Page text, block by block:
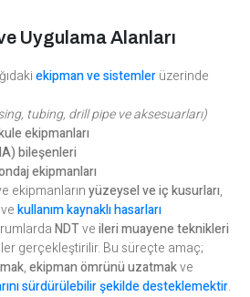
Uygulama Alanları
ekipman ve sistemlerüzerinde
tubing, drill pipe ve aksesuarları)
ekipmanları
bileşenleri
ekipmanları
ekipmanlarınyüzeysel ve iç kusurları,
vekullanım kaynaklı hasarları
NDTveileri muayene teknikleri
gerçekleştirilir. Bu süreçte amaç;
,ekipman ömrünü uzatmakve
sürdürülebilir şekilde desteklemektir.